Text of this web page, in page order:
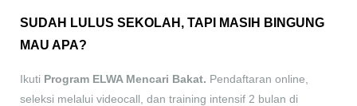
SUDAH LULUS SEKOLAH, TAPI MASIH BINGUNG
MAU APA?
Ikuti Program ELWA Mencari Bakat. Pendaftaran online,
seleksi melalui videocall, dan training intensif 2 bulan di